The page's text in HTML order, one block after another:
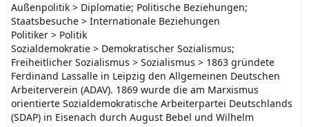
Außenpolitik > Diplomatie; Politische Beziehungen;
Staatsbesuche > Internationale Beziehungen
Politiker > Politik
Sozialdemokratie > Demokratischer Sozialismus;
Freiheitlicher Sozialismus > Sozialismus > 1863 gründete
Ferdinand Lassalle in Leipzig den Allgemeinen Deutschen
Arbeiterverein (ADAV). 1869 wurde die am Marxismus
orientierte Sozialdemokratische Arbeiterpartei Deutschlands
(SDAP) in Eisenach durch August Bebel und Wilhelm